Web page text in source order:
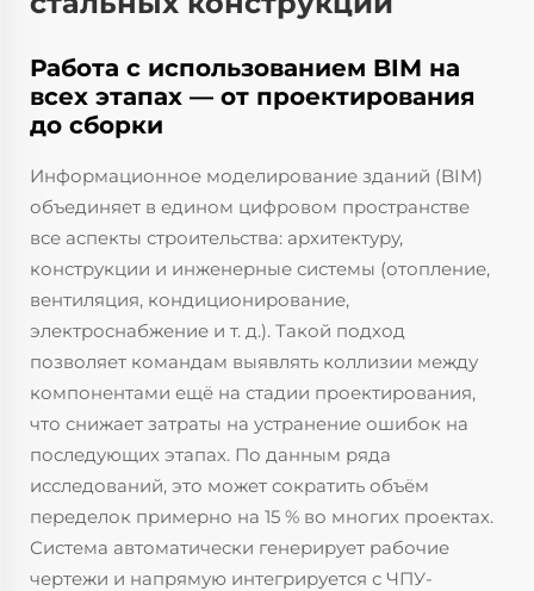
Работа с использованием BIM на
всех этапах — от проектирования
до сборки
Информационное моделирование зданий (BIM)
объединяет в едином цифровом пространстве
все аспекты строительства: архитектуру,
конструкции и инженерные системы (отопление,
вентиляция, кондиционирование,
электроснабжение и т. д.). Такой подход
позволяет командам выявлять коллизии между
компонентами ещё на стадии проектирования,
что снижает затраты на устранение ошибок на
последующих этапах. По данным ряда
исследований, это может сократить объём
переделок примерно на 15 % во многих проектах.
Система автоматически генерирует рабочие
чертежи и напрямую интегрируется с ЧПУ-